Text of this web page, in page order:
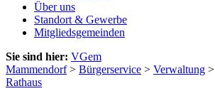
Über uns
Standort & Gewerbe
Mitgliedsgemeinden
Sie sind hier: VGem
Mammendorf> Bürgerservice > Verwaltung >
Rathaus